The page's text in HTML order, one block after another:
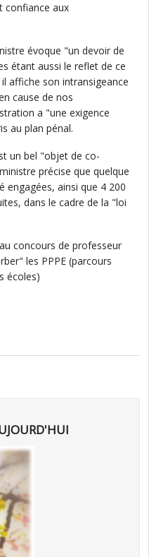
confiance aux
évoque "un devoir de
étant aussi le reflet de ce
affiche son intransigeance
cause de nos
a "une exigence
au plan pénal.
un bel "objet de co-
précise que quelque
engagées, ainsi que 4 200
dans le cadre de la "loi
concours de professeur
les PPPE (parcours
écoles)